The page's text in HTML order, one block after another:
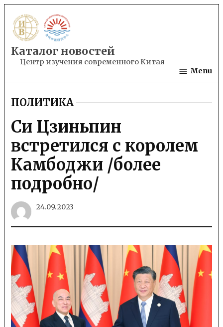
to
content
Каталог новостей
Центр изучения современного Китая
Menu
POSTED
IN
ПОЛИТИКА
Си Цзиньпин
встретился с королем
Камбоджи /более
подробно/
24.09.2023